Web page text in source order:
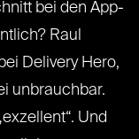
bei den App-
Raul
Delivery Hero,
unbrauchbar.
Und